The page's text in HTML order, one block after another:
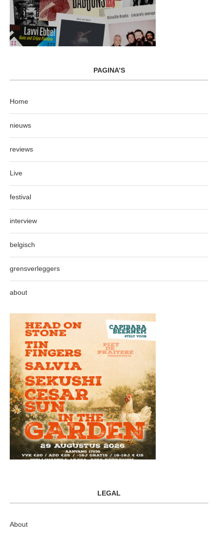
PAGINA’S
Home
nieuws
reviews
Live
festival
interview
belgisch
grensverleggers
about
LEGAL
About